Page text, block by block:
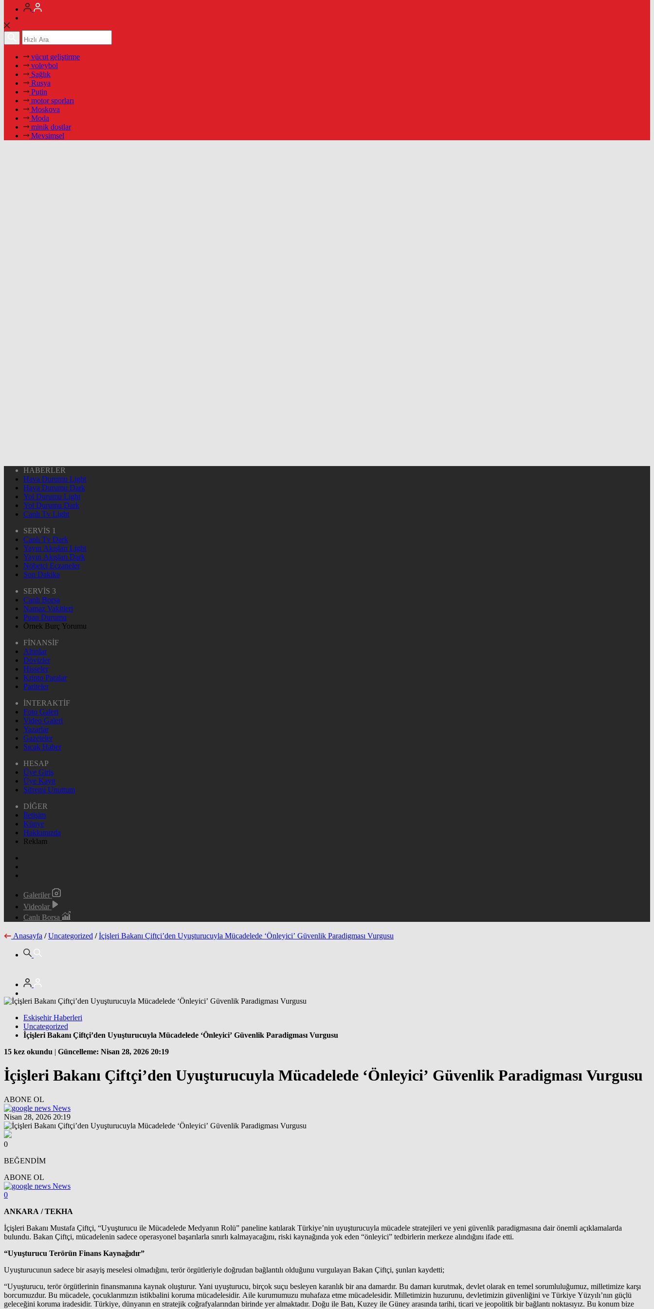
vücut geliştirme
voleybol
Sağlık
Rusya
Putin
motor sporları
Moskova
Moda
minik dostlar
Mevsimsel
HABERLER
Hava Durumu Light
Hava Durumu Dark
Yol Durumu Light
Yol Durumu Dark
Canlı Tv Light
SERVİS 1
Canlı Tv Dark
Yayın Akışları Light
Yayın Akışları Dark
Nöbetçi Eczaneler
Son Dakika
SERVİS 3
Canlı Borsa
Namaz Vakitleri
Puan Durumu
Örnek Burç Yorumu
FİNANSİF
Altınlar
Dövizler
Hisseler
Kripto Paralar
Pariteler
İNTERAKTİF
Foto Galeri
Video Galeri
Yazarlar
Gazeteler
Sıcak Haber
HESAP
Üye Giriş
Üye Kayıt
Şifremi Unuttum
DİĞER
İletişim
Künye
Hakkımızda
Reklam
Galeriler
Videolar
Canlı Borsa
Anasayfa / Uncategorized / İçişleri Bakanı Çiftçi’den Uyuşturucuyla Mücadelede ‘Önleyici’ Güvenlik Paradigması Vurgusu
Eskişehir Haberleri
Uncategorized
İçişleri Bakanı Çiftçi’den Uyuşturucuyla Mücadelede ‘Önleyici’ Güvenlik Paradigması Vurgusu
15 kez okundu | Güncelleme: Nisan 28, 2026 20:19
İçişleri Bakanı Çiftçi’den Uyuşturucuyla Mücadelede ‘Önleyici’ Güvenlik Paradigması Vurgusu
ABONE OL
News
Nisan 28, 2026 20:19
0
BEĞENDİM
ABONE OL
News
0
ANKARA / TEKHA
İçişleri Bakanı Mustafa Çiftçi, “Uyuşturucu ile Mücadelede Medyanın Rolü” paneline katılarak Türkiye’nin uyuşturucuyla mücadele stratejileri ve yeni güvenlik paradigmasına dair önemli açıklamalarda
bulundu. Bakan Çiftçi, mücadelenin sadece operasyonel başarılarla sınırlı kalmayacağını, riski kaynağında yok eden “önleyici” tedbirlerin merkeze alındığını ifade etti.
“Uyuşturucu Terörün Finans Kaynağıdır”
Uyuşturucunun sadece bir asayiş meselesi olmadığını, terör örgütleriyle doğrudan bağlantılı olduğunu vurgulayan Bakan Çiftçi, şunları kaydetti;
“Uyuşturucu, terör örgütlerinin finansmanına kaynak oluşturur. Yani uyuşturucu, birçok suçu besleyen karanlık bir ana damardır. Bu damarı kurutmak, devlet olarak en temel sorumluluğumuz, milletimize karşı
borcumuzdur. Bu mücadele, çocuklarımızın istikbalini koruma mücadelesidir. Aile kurumumuzu muhafaza etme mücadelesidir. Milletimizin huzurunu, devletimizin güvenliğini ve Türkiye Yüzyılı’nın güçlü
geleceğini koruma iradesidir. Türkiye, dünyanın en stratejik coğrafyalarından birinde yer almaktadır. Doğu ile Batı, Kuzey ile Güney arasında tarihi, ticari ve jeopolitik bir bağlantı noktasıyız. Bu konum bize